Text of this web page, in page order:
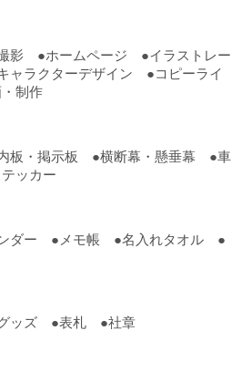
影 ●ホームページ ●イラストレー
ラクターデザイン ●コピーライ
制作
板・掲示板 ●横断幕・懸垂幕 ●車
ッカー
ダー ●メモ帳 ●名入れタオル ●
ッズ ●表札 ●社章​